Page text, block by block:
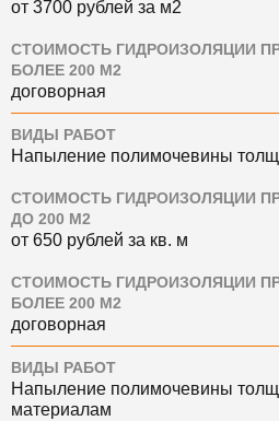
от 3700 рублей за м2
СТОИМОСТЬ ГИДРОИЗОЛЯЦИИ
БОЛЕЕ 200 М2
договорная
ВИДЫ РАБОТ
Напыление полимочевины
СТОИМОСТЬ ГИДРОИЗОЛЯЦИИ
ДО 200 М2
от 650 рублей за кв. м
СТОИМОСТЬ ГИДРОИЗОЛЯЦИИ
БОЛЕЕ 200 М2
договорная
ВИДЫ РАБОТ
Напыление полимочевины
материалам